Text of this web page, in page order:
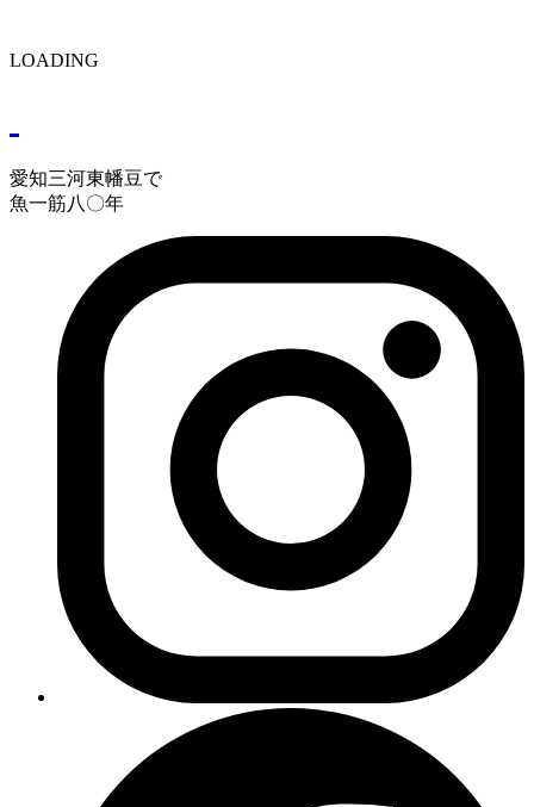
LOADING
愛知三河東幡豆で
魚一筋八〇年